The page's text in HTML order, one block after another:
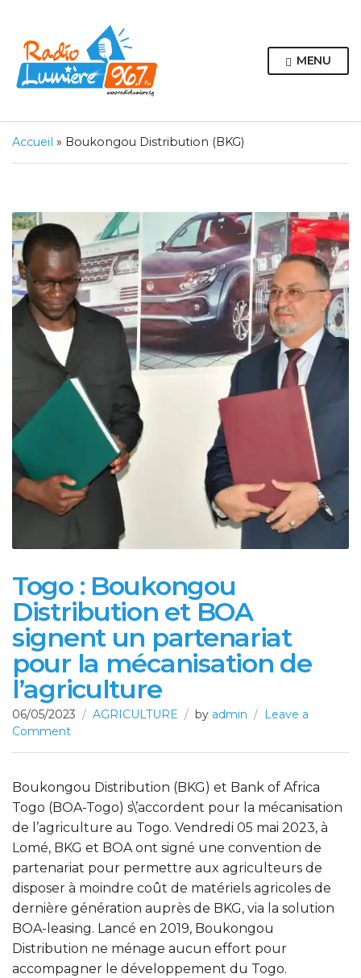
MENU
Accueil » Boukongou Distribution (BKG)
Togo : Boukongou
Distribution et BOA
signent un partenariat
pour la mécanisation de
l’agriculture
06/05/2023 AGRICULTURE by admin
Leave a
Comment
Boukongou Distribution (BKG) et Bank of Africa
Togo (BOA-Togo) s\’accordent pour la mécanisation
de l’agriculture au Togo. Vendredi 05 mai 2023, à
Lomé, BKG et BOA ont signé une convention de
partenariat pour permettre aux agriculteurs de
disposer à moindre coût de matériels agricoles de
dernière génération auprès de BKG, via la solution
BOA-leasing. Lancé en 2019, Boukongou
Distribution ne ménage aucun effort pour
accompagner le développement du Togo.